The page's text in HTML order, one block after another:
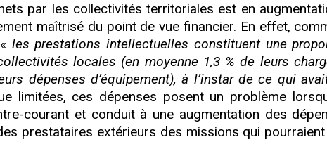
par les collectivités territoriales est en
maîtrisé du point de vue financier. En effet,
les prestations intellectuelles constituent une
locales (en moyenne 1,3 % de leurs
dépenses d’équipement), à l’instar de ce qui
limitées, ces dépenses posent un problème
courant et conduit à une augmentation des
prestataires extérieurs des missions qui